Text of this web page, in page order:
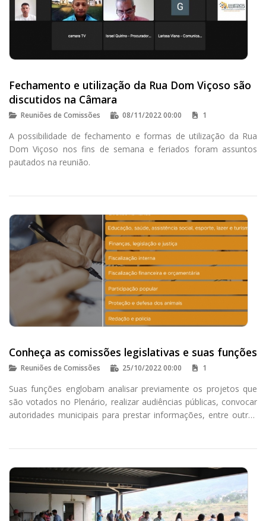
Fechamento e utilização da Rua Dom Viçoso são
discutidos na Câmara
Reuniões de Comissões 08/11/2022 00:00 1
A possibilidade de fechamento e formas de utilização da Rua
Dom Viçoso nos fins de semana e feriados foram assuntos
pautados na reunião.
Conheça as comissões legislativas e suas funções
Reuniões de Comissões 25/10/2022 00:00 1
Suas funções englobam analisar previamente os projetos que
são votados no Plenário, realizar audiências públicas, convocar
autoridades municipais para prestar informações, entre outras